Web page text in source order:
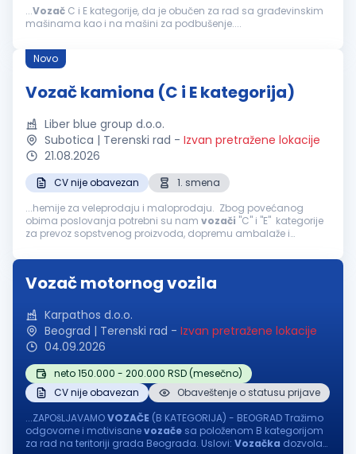
...Vozač C i E kategorije, da je obučen za rad sa građevinskim
mašinama kao i na mašini za podbušenje....
Novo
Vozač kamiona (C i E kategorija)
Liber blue group d.o.o.
Subotica | Terenski rad - Izvan pretražene lokacije
21.08.2026
CV nije obavezan
1. smena
...hemije za veleprodaju i maloprodaju. Zbog povećanog
obima poslovanja potrebni su nam vozači "C" i "E" kategorije
za prevoz sopstvenog proizvoda, dopremu ambalaže i
kategorijom, važeći...
Vozač motornog vozila
Karpathos d.o.o.
Beograd | Terenski rad - Izvan pretražene lokacije
04.09.2026
neto 150.000 - 200.000 RSD (mesečno)
CV nije obavezan
Obaveštenje o statusu prijave
...ZAPOšLJAVAMOVOZAČE (B KATEGORIJA) - BEOGRAD Tražimo
odgovorne i motivisanevozače sa položenom B kategorijom
za rad na teritoriji grada Beograda. Uslovi: Vozačka dozvola